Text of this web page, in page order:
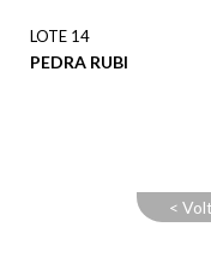
LOTE 14
PEDRA RUBI
<